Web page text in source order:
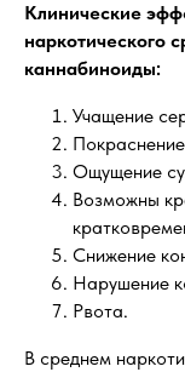
Клинические
наркотического
каннабиноиды:
Учащение
Покраснение
Ощущение
Возможны
Снижение
Нарушение
Рвота.
В среднем